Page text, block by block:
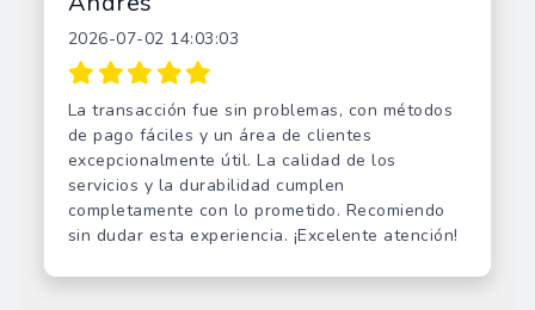
2026-07-02 14:03:03
La transacción fue sin problemas, con métodos
de pago fáciles y un área de clientes
excepcionalmente útil. La calidad de los
servicios y la durabilidad cumplen
completamente con lo prometido. Recomiendo
sin dudar esta experiencia. ¡Excelente atención!